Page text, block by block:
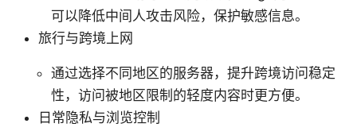
可以降低中间人攻击风险，保护敏感信息。
旅行与跨境上网
通过选择不同地区的服务器，提升跨境访问稳定
性，访问被地区限制的轻度内容时更方便。
日常隐私与浏览控制